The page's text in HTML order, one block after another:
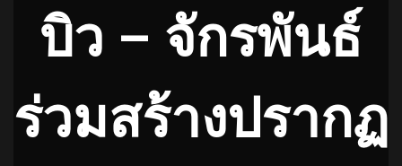
บิว – จักรพันธ์
ร่วมสร้างปรากฏ